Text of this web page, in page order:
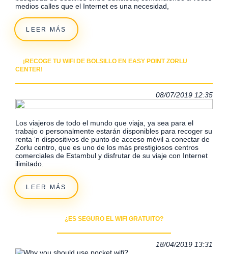
medios calles que el Internet es una necesidad,
LEER MÁS
¡RECOGE TU WIFI DE BOLSILLO EN EASY POINT ZORLU
CENTER!
08/07/2019 12:35
Los viajeros de todo el mundo que viaja, ya sea para el
trabajo o personalmente estarán disponibles para recoger su
renta ‘n dispositivos de punto de acceso móvil a conectar de
Zorlu centro, que es uno de los más prestigiosos centros
comerciales de Estambul y disfrutar de su viaje con Internet
ilimitado.
LEER MÁS
¿ES SEGURO EL WIFI GRATUITO?
18/04/2019 13:31